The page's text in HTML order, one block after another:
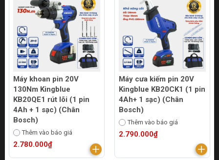
Máy khoan pin 20V
130Nm Kingblue
KB20QE1 rút lõi (1 pin
4Ah + 1 sạc) (Chân
Bosch)
Thêm vào báo giá
2.780.000₫
Máy cưa kiếm pin 20V
Kingblue KB20CK1 (1 pin
4Ah+ 1 sạc) (Chân
Bosch)
Thêm vào báo giá
2.790.000₫